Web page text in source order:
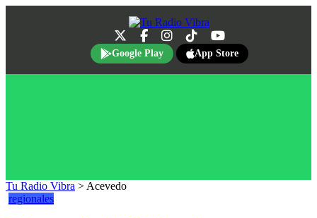
Google Play App Store
Tu Radio Vibra > Acevedo
regionales